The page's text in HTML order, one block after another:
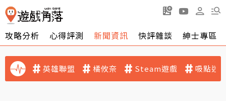
攻略分析 心得評測 新聞資訊 快評雜談 紳士專區
英雄聯盟 橘攸奈 Steam遊戲 吸點迷